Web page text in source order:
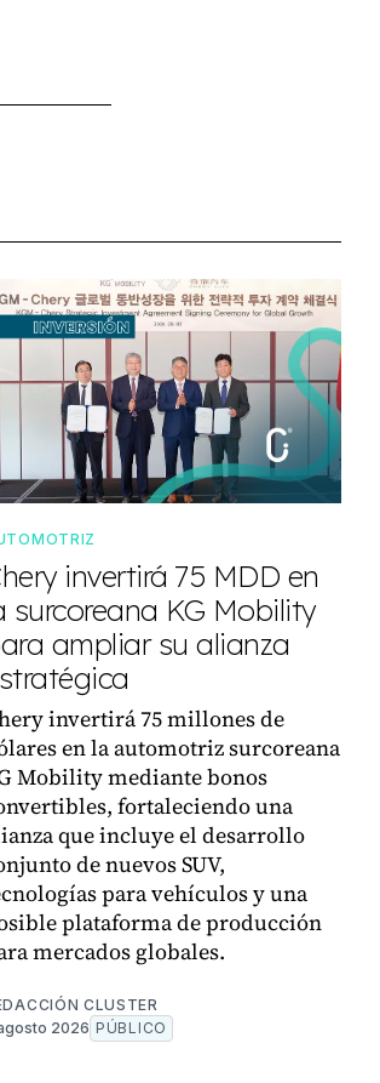
invertirá 75 MDD en
surcoreana KG Mobility
ampliar su alianza
invertirá 75 millones de
en la automotriz surcoreana
Mobility mediante bonos
fortaleciendo una
que incluye el desarrollo
de nuevos SUV,
para vehículos y una
plataforma de producción
mercados globales.
CLUSTER
2026 PÚBLICO